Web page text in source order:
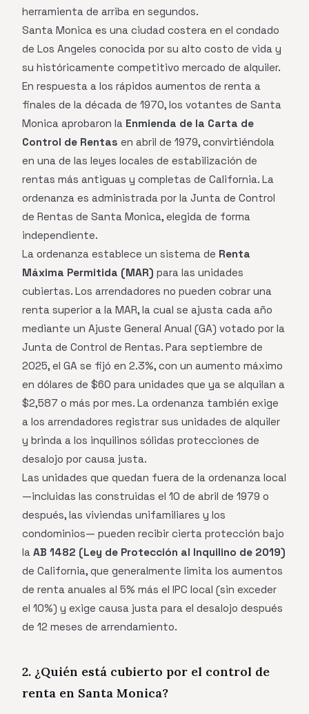
herramienta de arriba en segundos.
Santa Monica es una ciudad costera en el condado
de Los Angeles conocida por su alto costo de vida y
su históricamente competitivo mercado de alquiler.
En respuesta a los rápidos aumentos de renta a
finales de la década de 1970, los votantes de Santa
Monica aprobaron la Enmienda de la Carta de
Control de Rentas en abril de 1979, convirtiéndola
en una de las leyes locales de estabilización de
rentas más antiguas y completas de California. La
ordenanza es administrada por la Junta de Control
de Rentas de Santa Monica, elegida de forma
independiente.
La ordenanza establece un sistema de Renta
Máxima Permitida (MAR) para las unidades
cubiertas. Los arrendadores no pueden cobrar una
renta superior a la MAR, la cual se ajusta cada año
mediante un Ajuste General Anual (GA) votado por la
Junta de Control de Rentas. Para septiembre de
2025, el GA se fijó en 2.3%, con un aumento máximo
en dólares de $60 para unidades que ya se alquilan a
$2,587 o más por mes. La ordenanza también exige
a los arrendadores registrar sus unidades de alquiler
y brinda a los inquilinos sólidas protecciones de
desalojo por causa justa.
Las unidades que quedan fuera de la ordenanza local
—incluidas las construidas el 10 de abril de 1979 o
después, las viviendas unifamiliares y los
condominios— pueden recibir cierta protección bajo
la AB 1482 (Ley de Protección al Inquilino de 2019)
de California, que generalmente limita los aumentos
de renta anuales al 5% más el IPC local (sin exceder
el 10%) y exige causa justa para el desalojo después
de 12 meses de arrendamiento.
2. ¿Quién está cubierto por el control de
renta en Santa Monica?